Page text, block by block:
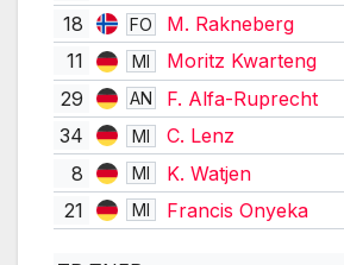
18 FO
M. Rakneberg
11
MI Moritz Kwarteng
29 AN
F. Alfa-Ruprecht
34
MI C. Lenz
8 MI K. Watjen
21 MI Francis Onyeka